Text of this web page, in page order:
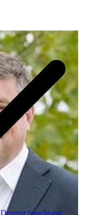
Devenir franchiseur